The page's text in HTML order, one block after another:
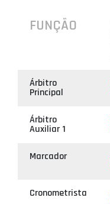
FUNÇÃO
Árbitro
Principal
Árbitro
Auxiliar 1
Marcador
Cronometrista